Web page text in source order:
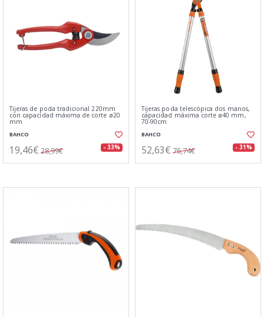
Tijeras de poda tradicional 220mm
con capacidad máxima de corte ø20
mm
BAHCO
19,46€ 28,99€ - 33%
Tijeras poda telescópica dos manos,
capacidad máxima corte ø40 mm,
70-90cm
BAHCO
52,63€ 76,74€ - 31%